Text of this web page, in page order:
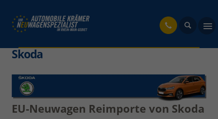
Skoda
EU-Neuwagen Reimporte von Skoda